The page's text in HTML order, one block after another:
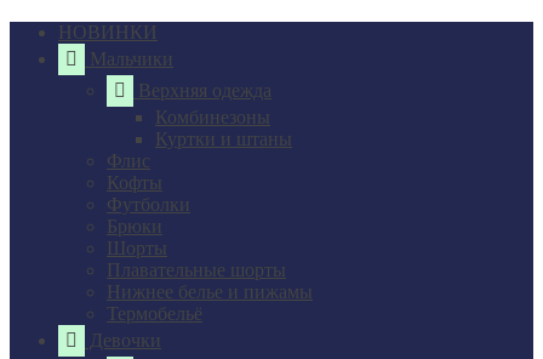
НОВИНКИ
Мальчики
Верхняя одежда
Комбинезоны
Куртки и штаны
Флис
Кофты
Футболки
Брюки
Шорты
Плавательные шорты
Нижнее белье и пижамы
Термобельё
Девочки